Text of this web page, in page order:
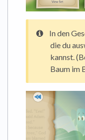
In den
die du
kannst.
Baum im